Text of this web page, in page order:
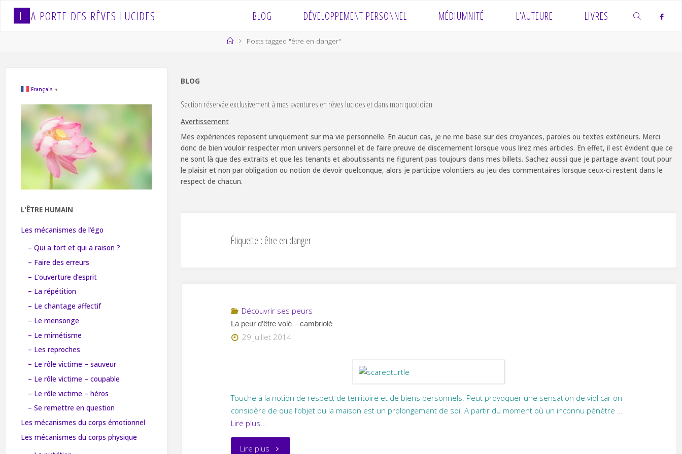
L A PORTE DES RÊVES LUCIDES BLOG DÉVELOPPEMENT PERSONNEL MÉDIUMNITÉ L’AUTEURE LIVRES
HomePosts tagged "être en danger"
BLOG
Section réservée exclusivement à mes aventures en rêves lucides et dans mon quotidien.
Avertissement
Mes expériences reposent uniquement sur ma vie personnelle. En aucun cas, je ne me base sur des croyances, paroles ou textes extérieurs. Merci
donc de bien vouloir respecter mon univers personnel et de faire preuve de discernement lorsque vous lirez mes articles. En effet, il est évident que ce
ne sont là que des extraits et que les tenants et aboutissants ne figurent pas toujours dans mes billets. Sachez aussi que je partage avant tout pour
le plaisir et non par obligation ou notion de devoir quelconque, alors je participe volontiers au jeu des commentaires lorsque ceux-ci restent dans le
respect de chacun.
Étiquette : être en danger
Découvrir ses peurs
La peur d’être volé – cambriolé
29 juillet 2014
Touche à la notion de respect de territoire et de biens personnels. Peut provoquer une sensation de viol car on
considère de que l’objet ou la maison est un prolongement de soi. A partir du moment où un inconnu pénètre …
Lire plus...
Lire plus "La
Français ▼
L’ÊTRE HUMAIN
Les mécanismes de l’égo
– Qui a tort et qui a raison ?
– Faire des erreurs
– L’ouverture d’esprit
– La répétition
– Le chantage affectif
– Le mensonge
– Le mimétisme
– Les reproches
– Le rôle victime – sauveur
– Le rôle victime – coupable
– Le rôle victime – héros
– Se remettre en question
Les mécanismes du corps émotionnel
Les mécanismes du corps physique